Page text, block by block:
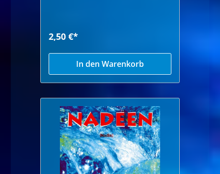
2,50 €*
In den Warenkorb